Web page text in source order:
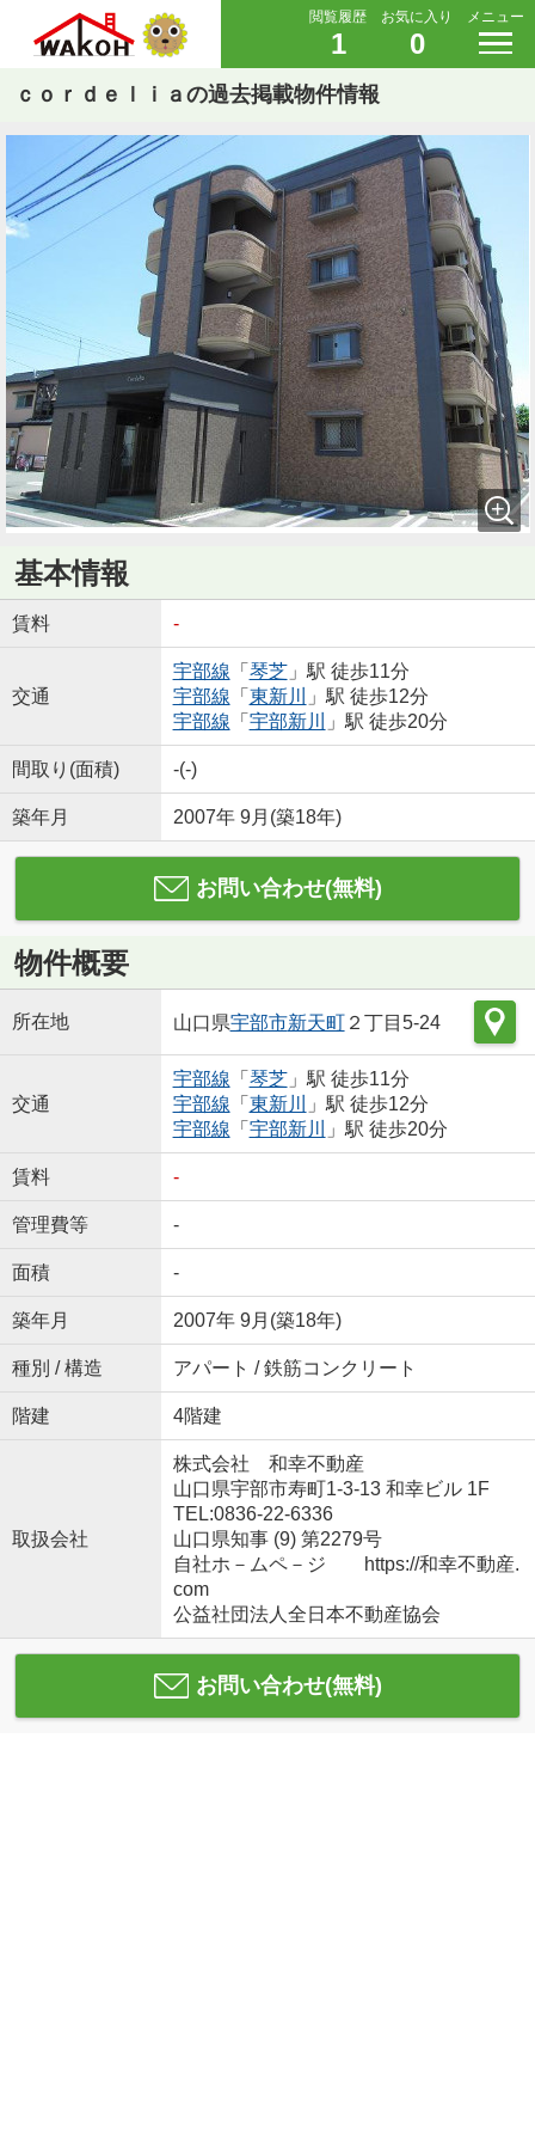
閲覧履歴
1
お気に入り
0
メニュー
ｃｏｒｄｅｌｉａの過去掲載物件情報
基本情報
賃料 -
交通
宇部線 「 琴芝」駅 徒歩11分
宇部線 「 東新川
」駅 徒歩12分
宇部線 「 宇部新川 」駅 徒歩20分
間取り(面積) -(-)
築年月 2007年 9月(築18年)
お問い合わせ(無料)
物件概要
所在地 山口県宇部市新天町２丁目5-24
交通
宇部線 「 琴芝」駅 徒歩11分
宇部線 「 東新川
」駅 徒歩12分
宇部線 「 宇部新川 」駅 徒歩20分
賃料 -
管理費等 -
面積 -
築年月 2007年 9月(築18年)
種別 / 構造 アパート / 鉄筋コンクリート
階建 4階建
取扱会社
株式会社 和幸不動産
山口県宇部市寿町1-3-13 和幸ビル 1F
TEL:0836-22-6336
山口県知事 (9) 第2279号
自社ホ－ムペ－ジ https://和幸不動産.
com
公益社団法人全日本不動産協会
お問い合わせ(無料)